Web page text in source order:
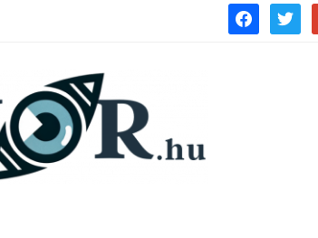
facebooktwitter